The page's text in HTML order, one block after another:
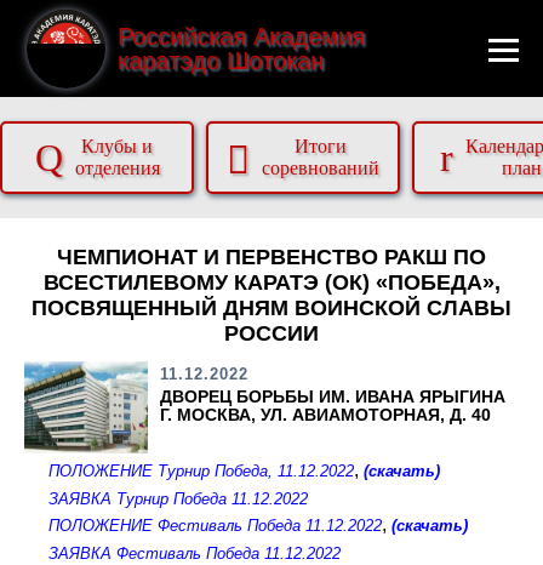
Российская Академия
каратэдо Шотокан
Q
Клубы и
отделения

Итоги
соревнований
r
план
ЧЕМПИОНАТ И ПЕРВЕНСТВО РАКШ ПО
ВСЕСТИЛЕВОМУ КАРАТЭ (ОК) «ПОБЕДА»,
ПОСВЯЩЕННЫЙ ДНЯМ ВОИНСКОЙ СЛАВЫ
РОССИИ
11.12.2022
ДВОРЕЦ БОРЬБЫ ИМ. ИВАНА ЯРЫГИНА
Г. МОСКВА, УЛ. АВИАМОТОРНАЯ, Д. 40
ПОЛОЖЕНИЕ Турнир Победа, 11.12.2022, (скачать)
ЗАЯВКА Турнир Победа 11.12.2022
ПОЛОЖЕНИЕ Фестиваль Победа 11.12.2022, (скачать)
ЗАЯВКА Фестиваль Победа 11.12.2022